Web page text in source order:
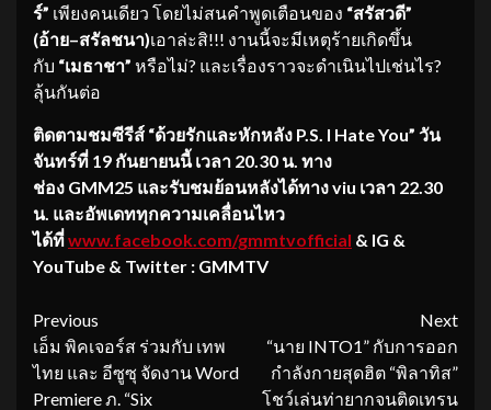
ร์” เพียงคนเดียว โดยไม่สนคำพูดเตือนของ “สรัสวดี”
(อ้าย–สรัลชนา)เอาล่ะสิ!!! งานนี้จะมีเหตุร้ายเกิดขึ้น
กับ “เมธาชา” หรือไม่? และเรื่องราวจะดำเนินไปเช่นไร?
ลุ้นกันต่อ
ติดตามชมซีรีส์ “ด้วยรักและหักหลัง P.S. I Hate You” วัน
จันทร์ที่ 1 9 กันยายนนี้เวลา 20.30 น. ทาง
ช่อง GMM25 และรับชมย้อนหลังได้ทางviu เวลา 22.30
น. และอัพเดททุกความเคลื่อนไหว
ได้ที่www.facebook.com/gmmtvofficial & IG &
YouTube & Twitter : GMMTV
Continue
Reading
Previous
เอ็ม พิคเจอร์ส ร่วมกับ เทพ
ไทย และ อีซูซุ จัดงาน Word
Premiere ภ. “Six
Next
“นาย INTO1” กับการออก
กำลังกายสุดฮิต “พิลาทิส”
โชว์เล่นท่ายากจนติดเทรน